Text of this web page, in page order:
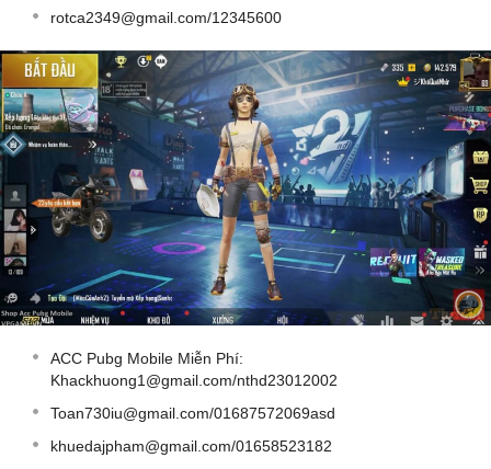
rotca2349@gmail.com/12345600
ACC Pubg Mobile Miễn Phí:
Khackhuong1@gmail.com/nthd23012002
Toan730iu@gmail.com/01687572069asd
khuedajpham@gmail.com/01658523182